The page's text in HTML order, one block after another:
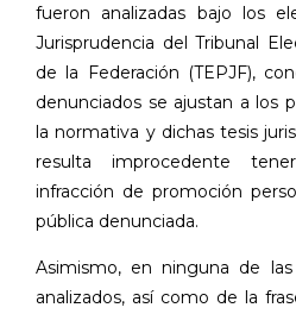
fueron analizadas bajo los
Jurisprudencia del Tribunal
de la Federación (TEPJF),
denunciados se ajustan a los
la normativa y dichas tesis
resulta improcedente
infracción de promoción
pública denunciada.
Asimismo, en ninguna de
analizados, así como de la